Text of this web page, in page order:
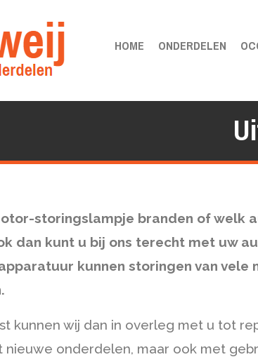
HOME ONDERDELEN
storingslampje branden of welk
dan kunt u bij ons terecht met uw
kunnen storingen van vele
kunnen wij dan in overleg met u tot
nieuwe onderdelen, maar ook met